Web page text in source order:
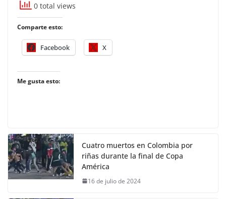
0 total views
Comparte esto:
Facebook X
Me gusta esto:
Cuatro muertos en Colombia por
riñas durante la final de Copa
América
16 de julio de 2024